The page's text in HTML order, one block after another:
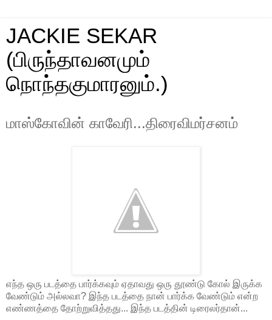
JACKIE SEKAR
(பிருந்தாவனமும்
நொந்தகுமாரனும்.)
மாஸ்கோவின் காவேரி...திரைவிமர்சனம்
எந்த ஒரு படத்தை பார்க்கவும் ஏதாவது ஒரு தூண்டு கோல் இருக்க
வேண்டும் அல்லவா? இந்த படத்தை நான் பார்க்க வேண்டும் என்ற
எண்ணத்தை தோற்றுவித்தது... இந்த படத்தின் டிரைலர்தான்...